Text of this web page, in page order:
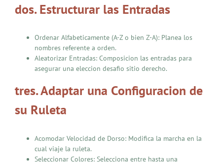
dos. Estructurar las Entradas
Ordenar Alfabeticamente (A-Z o bien Z-A): Planea los
nombres referente a orden.
Aleatorizar Entradas: Composicion las entradas para
asegurar una eleccion desafio sitio derecho.
tres. Adaptar una Configuracion de
su Ruleta
Acomodar Velocidad de Dorso: Modifica la marcha en la
cual viaje la ruleta.
Seleccionar Colores: Selecciona entre hasta una